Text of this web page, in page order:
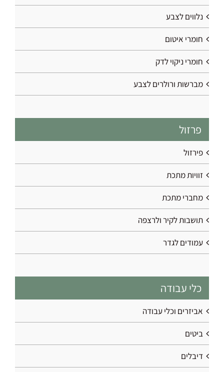
נלווים לצבע
חומרי איטום
חומרי ניקוי לדק
מברשות ורולרים לצבע
פרזול
פירזול
זוויות מתכת
מחברי מתכת
תושבות לקיר ולרצפה
עמודים לגדר
כלי עבודה
אביזרים וכלי עבודה
ביטים
דיבלים